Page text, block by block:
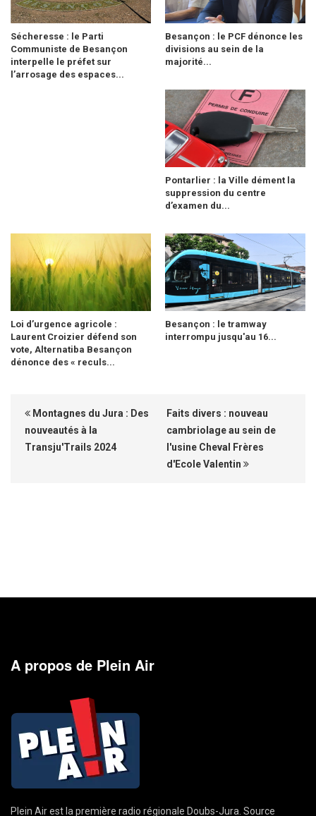
Sécheresse : le Parti
Communiste de Besançon
interpelle le préfet sur
l’arrosage des espaces...
Besançon : le PCF dénonce les
divisions au sein de la
majorité...
Pontarlier : la Ville dément la
suppression du centre
d’examen du...
Loi d’urgence agricole :
Laurent Croizier défend son
vote, Alternatiba Besançon
dénonce des « reculs...
Besançon : le tramway
interrompu jusqu'au 16...
Montagnes du Jura : Des
nouveautés à la
Transju'Trails 2024
Faits divers : nouveau
cambriolage au sein de
l'usine Cheval Frères
d'Ecole Valentin
A propos de Plein Air
Plein Air est la première radio régionale Doubs-Jura. Source